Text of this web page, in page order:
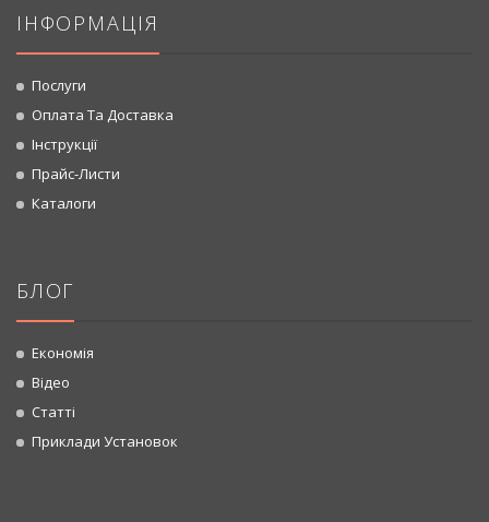
ІНФОРМАЦІЯ
Послуги
Оплата Та Доставка
Інструкції
Прайс-Листи
Каталоги
БЛОГ
Економія
Відео
Статті
Приклади Установок